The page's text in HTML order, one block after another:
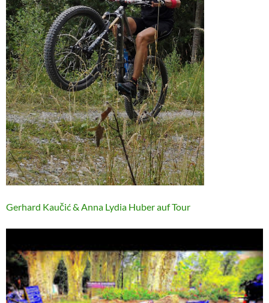
Gerhard Kaučić & Anna Lydia Huber auf Tour